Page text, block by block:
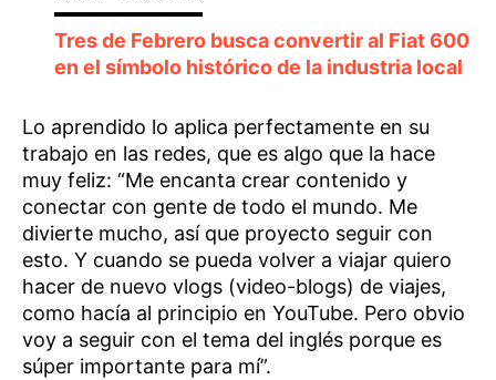
Tres de Febrero busca convertir al Fiat 600
en el símbolo histórico de la industria local
Lo aprendido lo aplica perfectamente en su
trabajo en las redes, que es algo que la hace
muy feliz: “Me encanta crear contenido y
conectar con gente de todo el mundo. Me
divierte mucho, así que proyecto seguir con
esto. Y cuando se pueda volver a viajar quiero
hacer de nuevo vlogs (video-blogs) de viajes,
como hacía al principio en YouTube. Pero obvio
voy a seguir con el tema del inglés porque es
súper importante para mí”.